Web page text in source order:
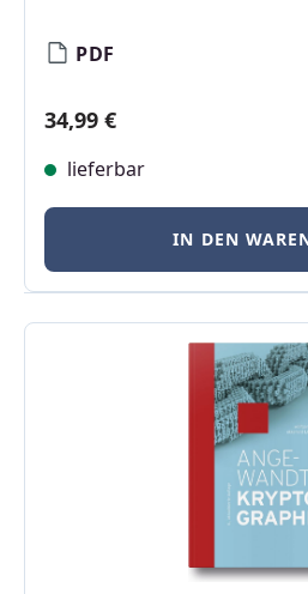
PDF
Regulärer Preis:
34,99 €
lieferbar
IN DEN